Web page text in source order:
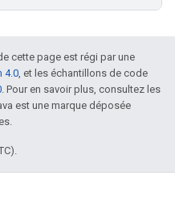
cette page est régi par une
4.0, et les échantillons de code
. Pour en savoir plus, consultez les
est une marque déposée